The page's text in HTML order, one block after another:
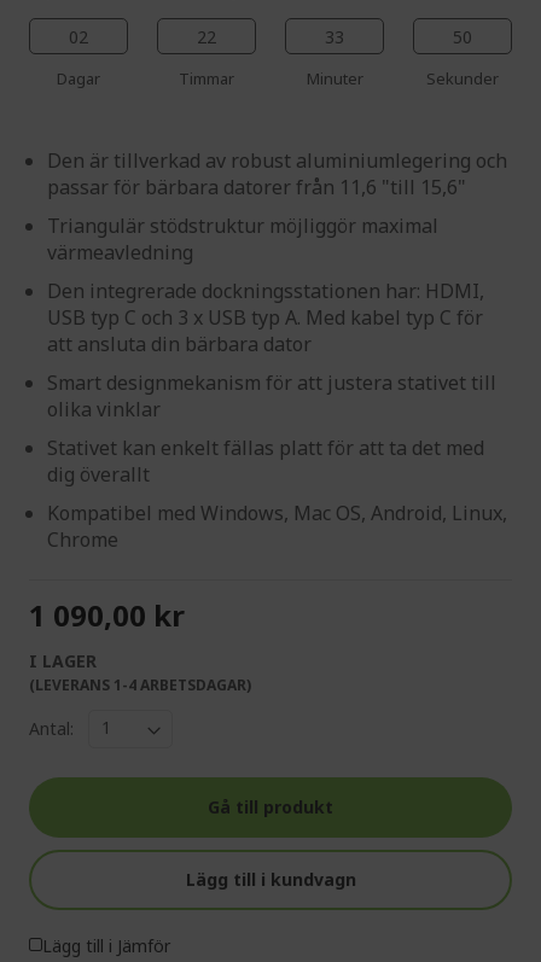
02
Dagar
22
Timmar
33
Minuter
49
Sekunder
Den är tillverkad av robust aluminiumlegering och
passar för bärbara datorer från 11,6 "till 15,6"
Triangulär stödstruktur möjliggör maximal
värmeavledning
Den integrerade dockningsstationen har: HDMI,
USB typ C och 3 x USB typ A. Med kabel typ C för
att ansluta din bärbara dator
Smart designmekanism för att justera stativet till
olika vinklar
Stativet kan enkelt fällas platt för att ta det med
dig överallt
Kompatibel med Windows, Mac OS, Android, Linux,
Chrome
1 090,00 kr
I LAGER
(LEVERANS 1-4 ARBETSDAGAR)
Antal:
Gå till produkt
Lägg till i kundvagn
Lägg till i Jämför